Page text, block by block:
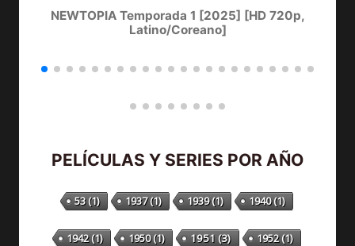
NEWTOPIA Temporada 1 [2025] [HD 720p,
Latino/Coreano]
PELÍCULAS Y SERIES POR AÑO
53(1) 1937(1) 1939(1) 1940(1)
1942(1) 1950(1) 1951 (3) 1952(1)